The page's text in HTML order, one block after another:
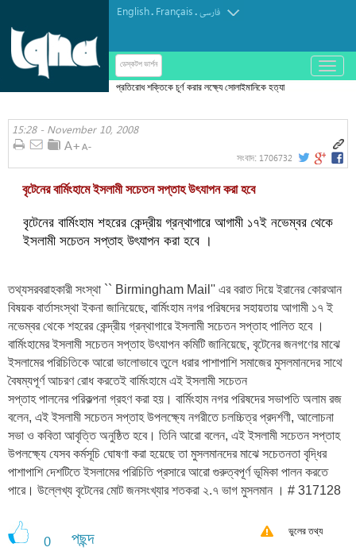
English. Français.فارسی
ডেস্কটপ ভার্শন
باز
و
کردن
প্রতিরোধ শক্তিকে চূর্ণ করার লক্ষ্যে সোলাইমানিকে হত্যা
15:28 - November 10, 2008
সংবাদ: 1706732
বৃটেনের বার্মিংহামে ইসলামী সচেতন সপ্তাহ উৎযাপন করা হবে
বৃটেনের বার্মিংহাম শহরের কেন্দ্রীয় গ্রন্থাগারে আগামী ১৭ই নভেম্বর থেকে
ইসলামী সচেতন সপ্তাহ উৎযাপন করা হবে ।
তথ্যসরবরাহকারী সংস্থা `` Birmingham Mail'' এর বরাত দিয়ে ইরানের কোরআন
বিষয়ক বার্তাসংস্থা ইকনা জানিয়েছে, বার্মিংহাম নগর পরিষদের সহায়তায় আগামী ১৭ ই
নভেম্বর থেকে শহরের কেন্দ্রীয় গ্রন্থাগারে ইসলামী সচেতন সপ্তাহ পালিত হবে ।
বার্মিংহামের ইসলামী সচেতন সপ্তাহ উৎযাপন কমিটি জানিয়েছে, বৃটেনের জনগণের মাঝে
ইসলামের পরিচিতিকে আরো ভালোভাবে তুলে ধরার পাশাপাশি সমাজের মুসলমানদের সাথে
বৈষম্যপূর্ণ আচরণ রোধ করতেই বার্মিংহামে এই ইসলামী সচেতন
সপ্তাহ পালনের পরিকল্পনা গ্রহণ করা হয়। বার্মিংহাম নগর পরিষদের সভাপতি অলাম রজ
বলেন, এই ইসলামী সচেতন সপ্তাহ উপলক্ষ্যে নগরীতে চলচ্চিত্র প্রদর্শণী, আলোচনা
সভা ও কবিতা আবৃত্তি অনুষ্ঠিত হবে। তিনি আরো বলেন, এই ইসলামী সচেতন সপ্তাহ
উপলক্ষ্যে যেসব কর্মসূচি ঘোষণা করা হয়েছে তা মুসলমানদের মাঝে সচেতনতা বৃদ্ধির
পাশাপাশি দেশটিতে ইসলামের পরিচিতি প্রসারে আরো গুরুত্বপূর্ণ ভূমিকা পালন করতে
পারে। উল্লেখ্য বৃটেনের মোট জনসংখ্যার শতকরা ২.৭ ভাগ মুসলমান । # 317128
0 পছন্দ ভুলের তথ্য